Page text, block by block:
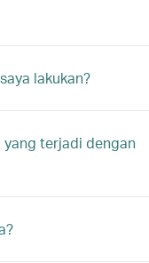
lakukan?
terjadi dengan